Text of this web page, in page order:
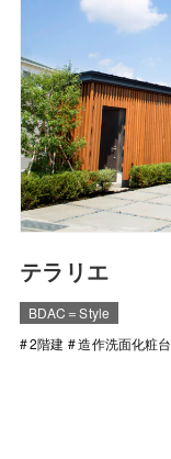
テラリエ
BDAC＝Style
2階建
造作洗面化粧台